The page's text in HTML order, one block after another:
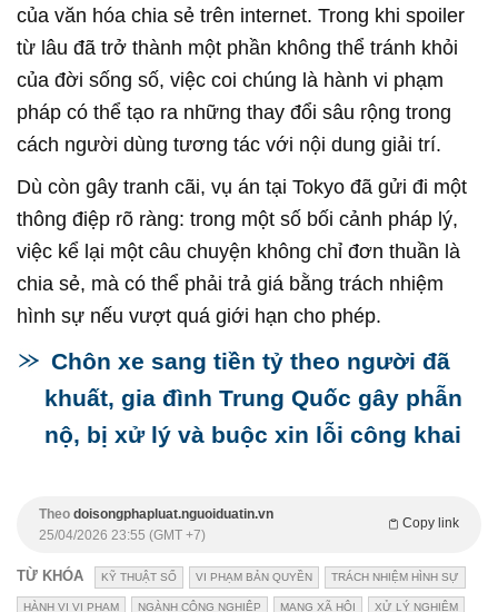
của văn hóa chia sẻ trên internet. Trong khi spoiler
từ lâu đã trở thành một phần không thể tránh khỏi
của đời sống số, việc coi chúng là hành vi phạm
pháp có thể tạo ra những thay đổi sâu rộng trong
cách người dùng tương tác với nội dung giải trí.
Dù còn gây tranh cãi, vụ án tại Tokyo đã gửi đi một
thông điệp rõ ràng: trong một số bối cảnh pháp lý,
việc kể lại một câu chuyện không chỉ đơn thuần là
chia sẻ, mà có thể phải trả giá bằng trách nhiệm
hình sự nếu vượt quá giới hạn cho phép.
Chôn xe sang tiền tỷ theo người đã
khuất, gia đình Trung Quốc gây phẫn
nộ, bị xử lý và buộc xin lỗi công khai
Theo doisongphapluat.nguoiduatin.vn
Copy link
25/04/2026 23:55 (GMT +7)
TỪ KHÓA KỸ THUẬT SỐ VI PHẠM BẢN QUYỀN TRÁCH NHIỆM HÌNH SỰ
HÀNH VI VI PHẠM NGÀNH CÔNG NGHIỆP MẠNG XÃ HỘI XỬ LÝ NGHIÊM